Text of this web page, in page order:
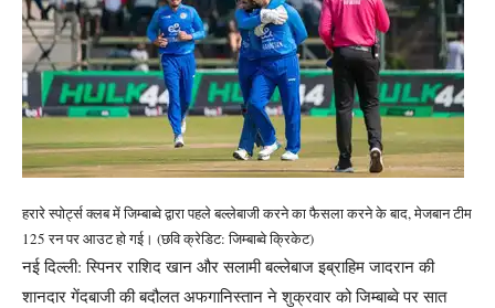
हरारे स्पोर्ट्स क्लब में जिम्बाब्वे द्वारा पहले बल्लेबाजी करने का फैसला करने के बाद, मेजबान टीम
125 रन पर आउट हो गई। (छवि क्रेडिट: जिम्बाब्वे क्रिकेट)
नई दिल्ली: स्पिनर राशिद खान और सलामी बल्लेबाज इब्राहिम जादरान की
शानदार गेंदबाजी की बदौलत अफगानिस्तान ने शुक्रवार को जिम्बाब्वे पर सात